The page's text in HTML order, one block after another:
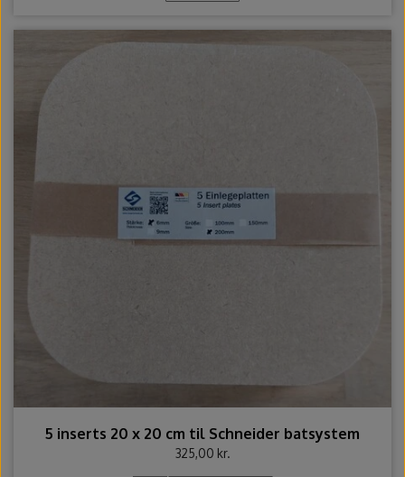
5 inserts 20 x 20 cm til Schneider batsystem
325,00 kr.